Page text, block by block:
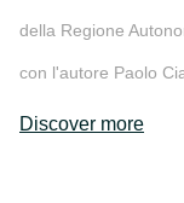
della Regione
con l'autore Paolo
Discover more